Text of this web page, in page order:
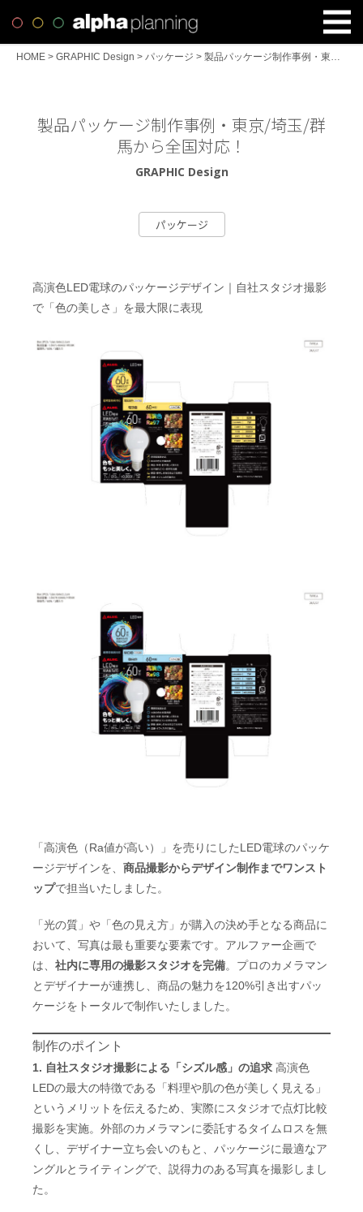
HOME > GRAPHIC Design > パッケージ > 製品パッケージ制作事例・東京/埼玉/群馬から全国対応！
製品パッケージ制作事例・東京/埼玉/群
馬から全国対応！
GRAPHIC Design
パッケージ
高演色LED電球のパッケージデザイン｜自社スタジオ撮影
で「色の美しさ」を最大限に表現
「高演色（Ra値が高い）」を売りにしたLED電球のパッケ
ージデザインを、 商品撮影からデザイン制作までワンスト
ップで担当いたしました。
「光の質」や「色の見え方」が購入の決め手となる商品に
おいて、写真は最も重要な要素です。アルファー企画で
は、 社内に専用の撮影スタジオを完備。プロのカメラマン
とデザイナーが連携し、商品の魅力を120%引き出すパッ
ケージをトータルで制作いたしました。
制作のポイント
1. 自社スタジオ撮影による「シズル感」の追求 高演色
LEDの最大の特徴である「料理や肌の色が美しく見える」
というメリットを伝えるため、実際にスタジオで点灯比較
撮影を実施。外部のカメラマンに委託するタイムロスを無
くし、デザイナー立ち会いのもと、パッケージに最適なア
ングルとライティングで、説得力のある写真を撮影しまし
た。